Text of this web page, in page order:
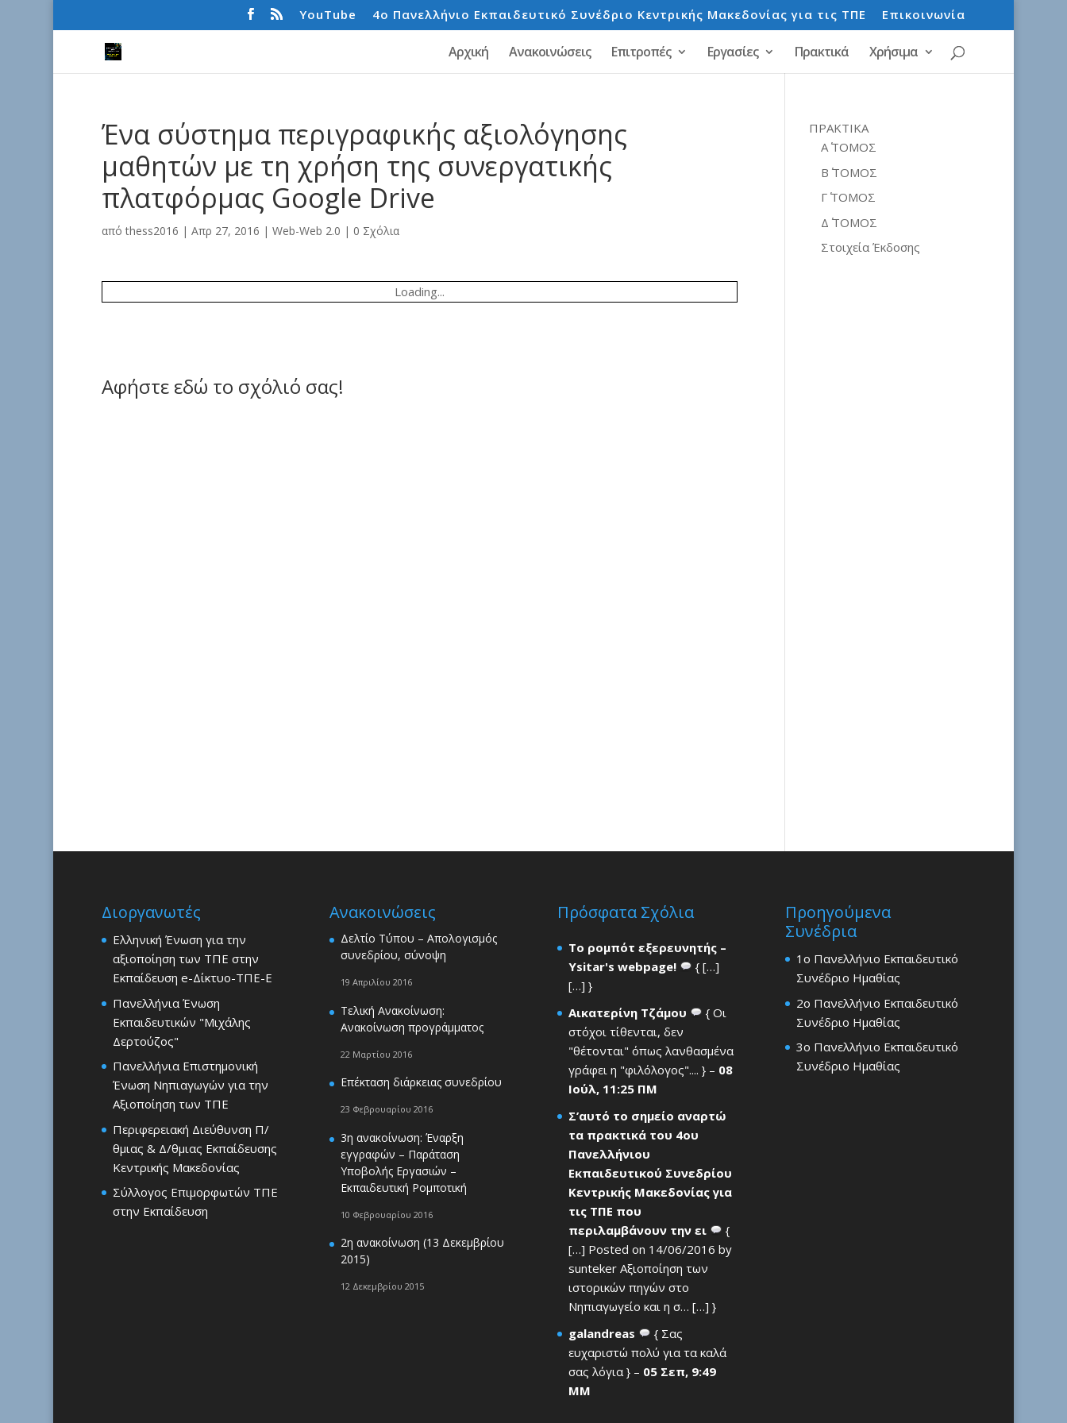
YouTube 4o Πανελλήνιο Εκπαιδευτικό Συνέδριο Κεντρικής Μακεδονίας για τις ΤΠΕ Επικοινωνία
Αρχική Ανακοινώσεις Επιτροπές Εργασίες Πρακτικά Χρήσιμα
Ένα σύστημα περιγραφικής αξιολόγησης
μαθητών με τη χρήση της συνεργατικής
πλατφόρμας Google Drive
απόthess2016 | Απρ 27, 2016 | Web-Web 2.0 | 0 Σχόλια
Loading...
Αφήστε εδώ το σχόλιό σας!
ΠΡΑΚΤΙΚΑ
Α΄ ΤΟΜΟΣ
Β΄ ΤΟΜΟΣ
Γ΄ ΤΟΜΟΣ
Δ΄ ΤΟΜΟΣ
Στοιχεία Έκδοσης
Διοργανωτές
Ελληνική Ένωση για την
αξιοποίηση των ΤΠΕ στην
Εκπαίδευση e-Δίκτυο-ΤΠΕ-Ε
Πανελλήνια Ένωση
Εκπαιδευτικών "Μιχάλης
Δερτούζος"
Πανελλήνια Επιστημονική
Ένωση Νηπιαγωγών για την
Αξιοποίηση των ΤΠΕ
Περιφερειακή Διεύθυνση Π/
θμιας & Δ/θμιας Εκπαίδευσης
Κεντρικής Μακεδονίας
Σύλλογος Επιμορφωτών ΤΠΕ
στην Εκπαίδευση
Ανακοινώσεις
Δελτίο Τύπου – Απολογισμός
συνεδρίου, σύνοψη
19 Απριλίου 2016
Τελική Ανακοίνωση:
Ανακοίνωση προγράμματος
22 Μαρτίου 2016
Επέκταση διάρκειας συνεδρίου
23 Φεβρουαρίου 2016
3η ανακοίνωση: Έναρξη
εγγραφών – Παράταση
Υποβολής Εργασιών –
Εκπαιδευτική Ρομποτική
10 Φεβρουαρίου 2016
2η ανακοίνωση (13 Δεκεμβρίου
2015)
12 Δεκεμβρίου 2015
Πρόσφατα Σχόλια
Το ρομπότ εξερευνητής –
Ysitar's webpage!
{ […]
[…] }
Αικατερίνη Τζάμου
{ Οι
στόχοι τίθενται, δεν
"θέτονται" όπως λανθασμένα
γράφει η "φιλόλογος".... } – 08
Ιούλ, 11:25 ΠΜ
Σ’αυτό το σημείο αναρτώ
τα πρακτικά του 4ου
Πανελλήνιου
Εκπαιδευτικού Συνεδρίου
Κεντρικής Μακεδονίας για
τις ΤΠΕ που
περιλαμβάνουν την ει
{
[…] Posted on 14/06/2016 by
sunteker Αξιοποίηση των
ιστορικών πηγών στο
Νηπιαγωγείο και η σ… […] }
galandreas
{ Σας
ευχαριστώ πολύ για τα καλά
σας λόγια } – 05 Σεπ, 9:49
ΜΜ
Προηγούμενα
Συνέδρια
1ο Πανελλήνιο Εκπαιδευτικό
Συνέδριο Ημαθίας
2ο Πανελλήνιο Εκπαιδευτικό
Συνέδριο Ημαθίας
3ο Πανελλήνιο Εκπαιδευτικό
Συνέδριο Ημαθίας